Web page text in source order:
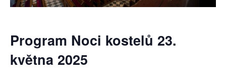
Program Noci kostelů 23.
května 2025